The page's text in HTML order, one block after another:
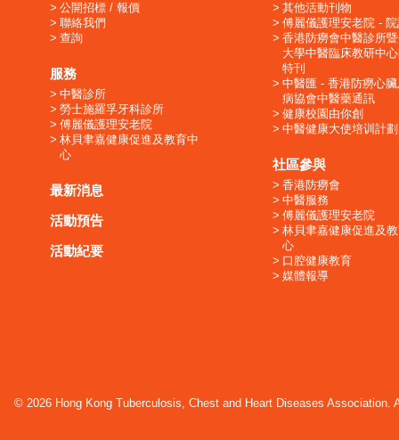
公開招標 / 報價
聯絡我們
查詢
服務
中醫診所
勞士施羅孚牙科診所
傅麗儀護理安老院
林貝聿嘉健康促進及教育中
心
最新消息
活動預告
活動紀要
其他活動刊物
傅麗儀護理安老院 -
香港防癆會中醫診所
大學中醫臨床教研中
特刊
中醫匯 - 香港防癆心
病協會中醫藥通訊
健康校園由你創
中醫健康大使培训計劃
社區參與
香港防癆會
中醫服務
傅麗儀護理安老院
林貝聿嘉健康促進及
心
口腔健康教育
媒體報導
© 2026 Hong Kong Tuberculosis, Chest and Heart Diseases Association.